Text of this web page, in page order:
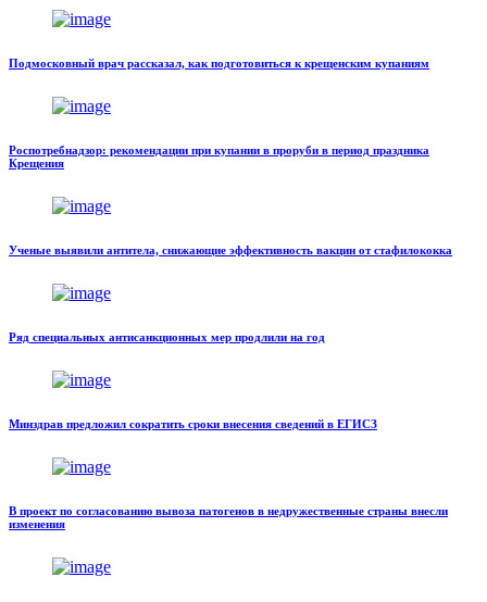
Подмосковный врач рассказал, как подготовиться к крещенским купаниям
Роспотребнадзор: рекомендации при купании в проруби в период праздника
Крещения
Ученые выявили антитела, снижающие эффективность вакцин от стафилококка
Ряд специальных антисанкционных мер продлили на год
Минздрав предложил сократить сроки внесения сведений в ЕГИСЗ
В проект по согласованию вывоза патогенов в недружественные страны внесли
изменения